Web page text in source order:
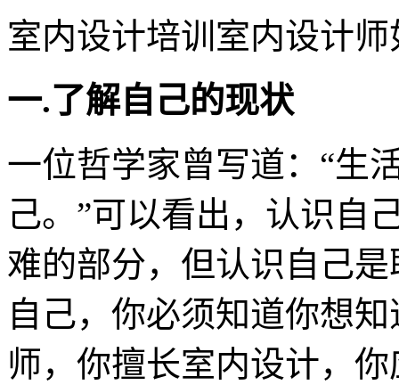
室内设计培训室内设计
一.了解自己的现状
一位哲学家曾写道：“生
己。”可以看出，认识自
难的部分，但认识自己
自己，你必须知道你想
师，你擅长室内设计，